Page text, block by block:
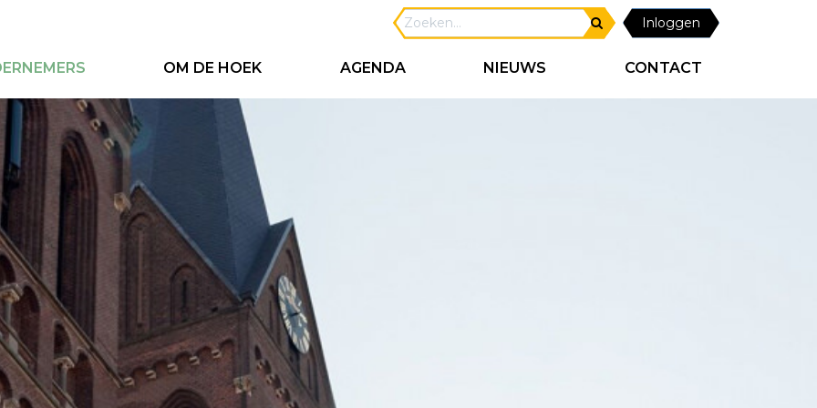
Inloggen
OM DE HOEK AGENDA NIEUWS CONTACT